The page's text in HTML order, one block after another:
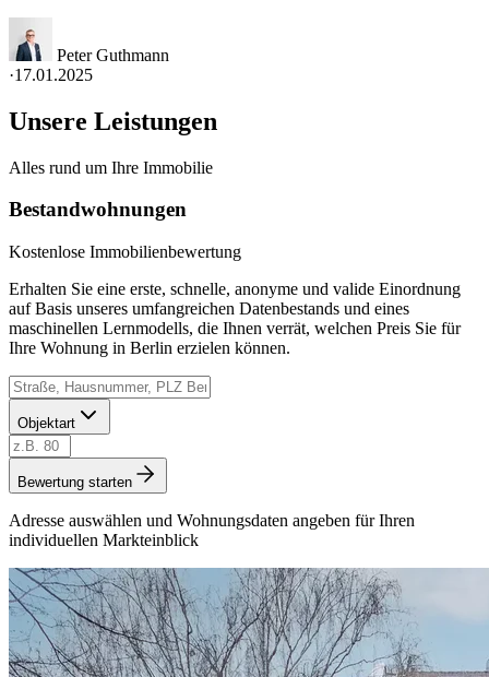
Peter Guthmann
·17.01.2025
Unsere Leistungen
Alles rund um Ihre Immobilie
Bestandwohnungen
Kostenlose Immobilienbewertung
Erhalten Sie eine erste, schnelle, anonyme und valide Einordnung
auf Basis unseres umfangreichen Datenbestands und eines
maschinellen Lernmodells, die Ihnen verrät, welchen Preis Sie für
Ihre Wohnung in Berlin erzielen können.
Objektart
Bewertung starten
Adresse auswählen und Wohnungsdaten angeben für Ihren
individuellen Markteinblick